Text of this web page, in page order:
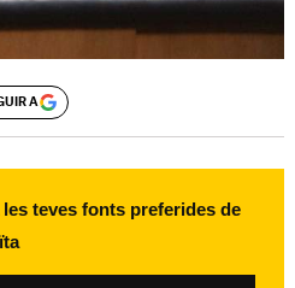
A
teves fonts preferides de